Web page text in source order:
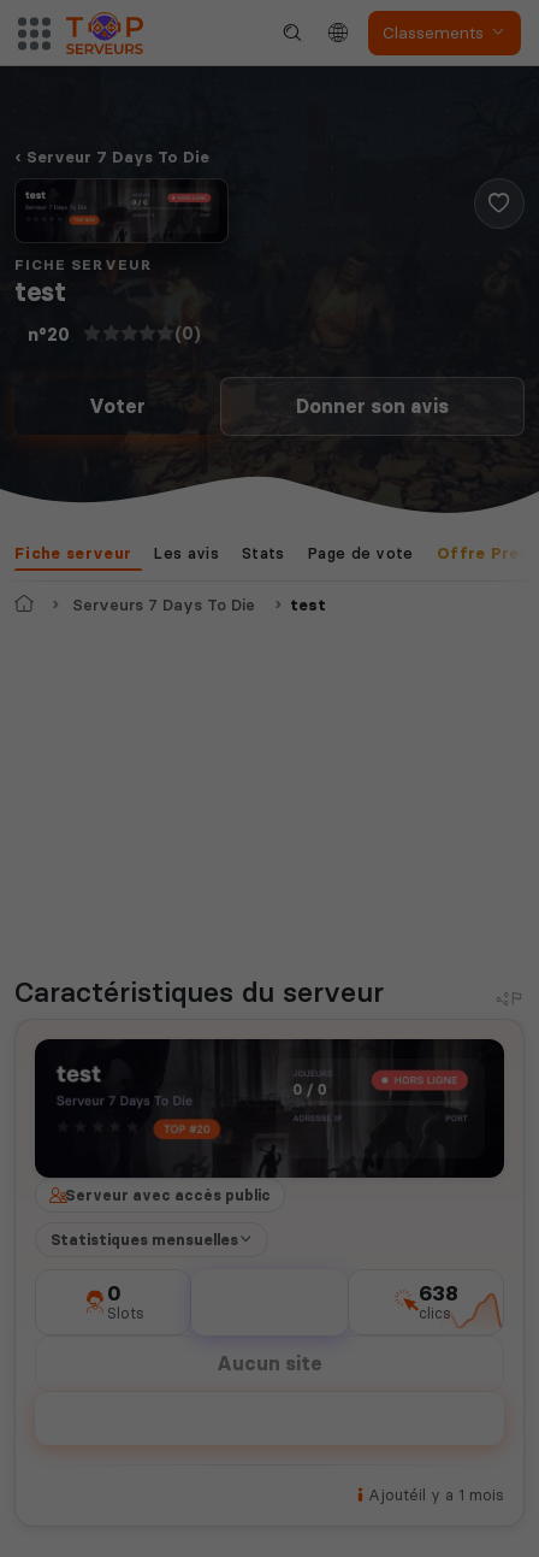
Classements
Serveur 7 Days To Die
FICHE SERVEUR
test
n°20 (0)
Voter Donner son avis
Fiche serveur Les avis Stats Page de vote Offre
AccueilServeurs 7 Days To Die test
Caractéristiques du serveur
Serveur avec accès public
Statistiques mensuelles
0
Slots
638
clics
Aucun site
Ajoutéil y a 1 mois